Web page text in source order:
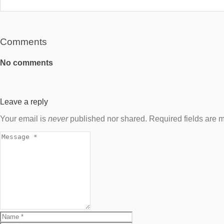
Comments
No comments
Leave a reply
Your email is neverpublished nor shared. Required fields are